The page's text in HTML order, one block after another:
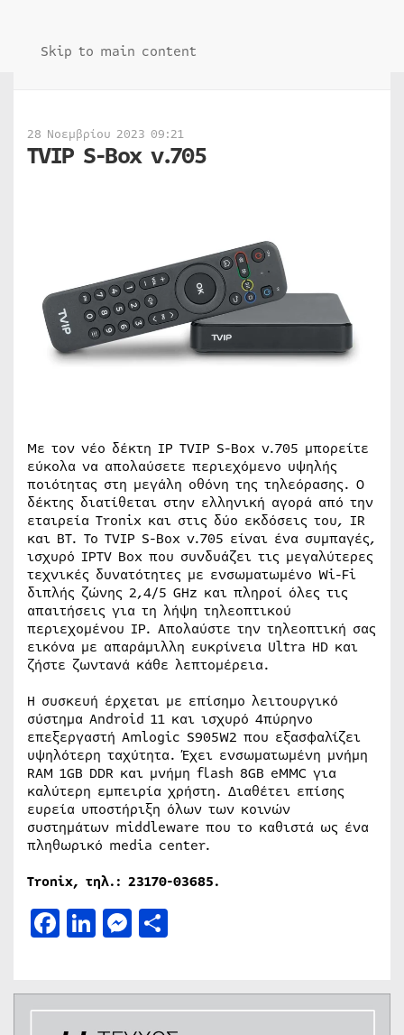
Skip to main content
28 Νοεμβρίου 2023 09:21
TVIP S-Box v.705
Με τον νέο δέκτη IP TVIP S-Box v.705 μπορείτε
εύκολα να απολαύσετε περιεχόμενο υψηλής
ποιότητας στη μεγάλη οθόνη της τηλεόρασης. Ο
δέκτης διατίθεται στην ελληνική αγορά από την
εταιρεία Tronix και στις δύο εκδόσεις του, IR
και BT. Το TVIP S-Box v.705 είναι ένα συμπαγές,
ισχυρό IPTV Box που συνδυάζει τις μεγαλύτερες
τεχνικές δυνατότητες με ενσωματωμένο Wi-Fi
διπλής ζώνης 2,4/5 GHz και πληροί όλες τις
απαιτήσεις για τη λήψη τηλεοπτικού
περιεχομένου IP. Απολαύστε την τηλεοπτική σας
εικόνα με απαράμιλλη ευκρίνεια Ultra HD και
ζήστε ζωντανά κάθε λεπτομέρεια.
Η συσκευή έρχεται με επίσημο λειτουργικό
σύστημα Android 11 και ισχυρό 4πύρηνο
επεξεργαστή Amlogic S905W2 που εξασφαλίζει
υψηλότερη ταχύτητα. Έχει ενσωματωμένη μνήμη
RAM 1GB DDR και μνήμη flash 8GB eMMC για
καλύτερη εμπειρία χρήστη. Διαθέτει επίσης
ευρεία υποστήριξη όλων των κοινών
συστημάτων middleware που το καθιστά ως ένα
πληθωρικό media center.
Tronix, τηλ.: 23170-03685.
Facebook
LinkedIn
Messenger